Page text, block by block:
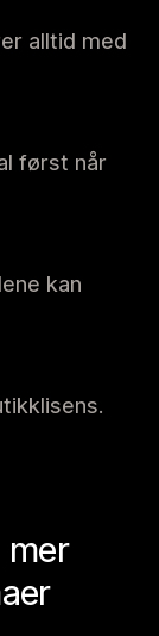
alltid med
først når
kan
mer